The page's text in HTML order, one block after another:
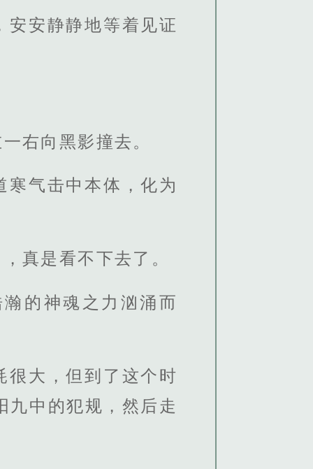
安安静静地等着见证
右向黑影撞去。
寒气击中本体，化为
真是看不下去了。
的神魂之力汹涌而
很大，但到了这个时
九中的犯规，然后走